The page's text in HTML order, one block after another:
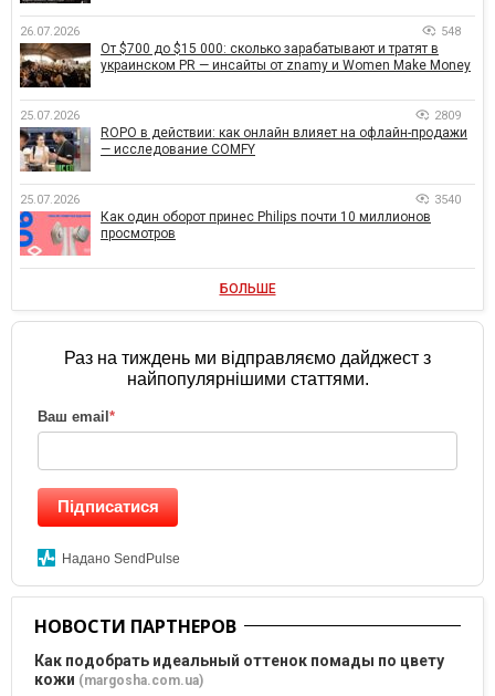
26.07.2026 548
От $700 до $15 000: сколько зарабатывают и тратят в
украинском PR — инсайты от znamy и Women Make Money
25.07.2026 2809
ROPO в действии: как онлайн влияет на офлайн-продажи
— исследование COMFY
25.07.2026 3540
Как один оборот принес Philips почти 10 миллионов
просмотров
БОЛЬШЕ
Раз на тиждень ми відправляємо дайджест з
найпопулярнішими статтями.
Ваш email*
Підписатися
Надано SendPulse
НОВОСТИ ПАРТНЕРОВ
Как подобрать идеальный оттенок помады по цвету
кожи (margosha.com.ua)